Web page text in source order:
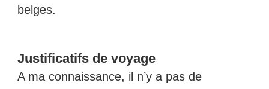
belges.
Justificatifs de voyage
A ma connaissance, il n’y a pas de